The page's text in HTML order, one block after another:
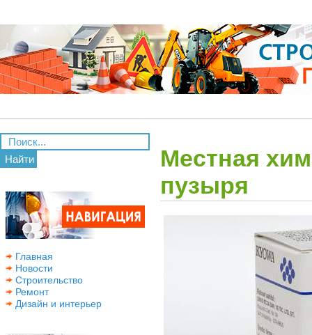
Найти
Главная
Новости
Строительство
Ремонт
Дизайн и интерьер
Местная
пузыря